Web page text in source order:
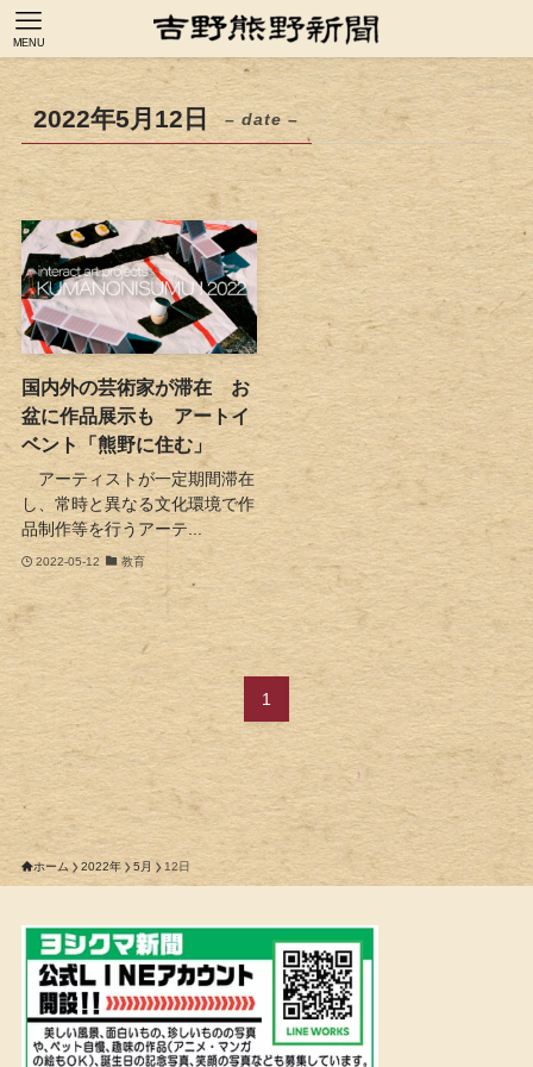
MENU
2022年5月12日 – date –
国内外の芸術家が滞在 お
盆に作品展示も アートイ
ベント「熊野に住む」
アーティストが一定期間滞在
し、常時と異なる文化環境で作
品制作等を行うアーテ...
2022-05-12 教育
1
ホーム 2022年 5月 12日